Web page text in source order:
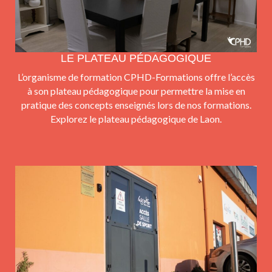
LE PLATEAU PÉDAGOGIQUE
L’organisme de formation CPHD-Formations offre l’accès
à son plateau pédagogique pour permettre la mise en
pratique des concepts enseignés lors de nos formations.
Explorez le plateau pédagogique de Laon.